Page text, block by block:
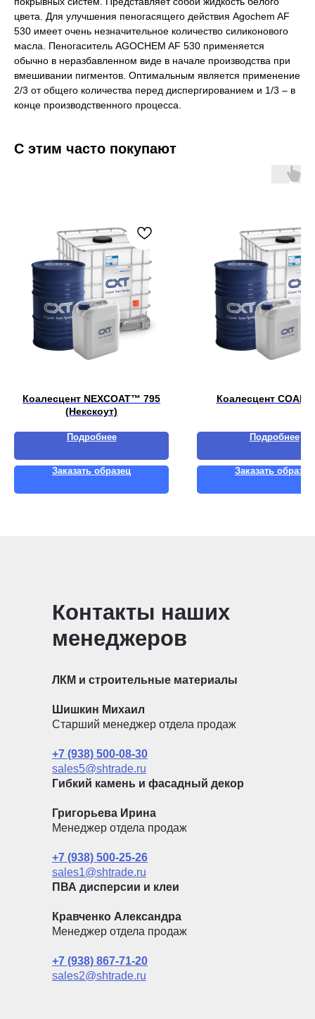
цвета. Для улучшения пеногасящего действия Agochem AF
530 имеет очень незначительное количество силиконового
масла. Пеногаситель AGOCHEM AF 530 применяется
обычно в неразбавленном виде в начале производства при
вмешивании пигментов. Оптимальным является применение
2/3 от общего количества перед диспергированием и 1/3 – в
конце производственного процесса.
С этим часто покупают
Коалесцент NEXCOAT™ 795
(Некскоут)
Подробнее
Заказать образец
Коалесцент
Подробнее
Заказать образец
Контакты наших
менеджеров
ЛКМ и строительные материалы
Шишкин Михаил
Старший менеджер отдела продаж
+7 (938) 500-08-30
sales5@shtrade.ru
Гибкий камень и фасадный декор
Григорьева Ирина
Менеджер отдела продаж
+7 (938) 500-25-26
sales1@shtrade.ru
ПВА дисперсии и клеи
Кравченко Александра
Менеджер отдела продаж
+7 (938) 867-71-20
sales2@shtrade.ru